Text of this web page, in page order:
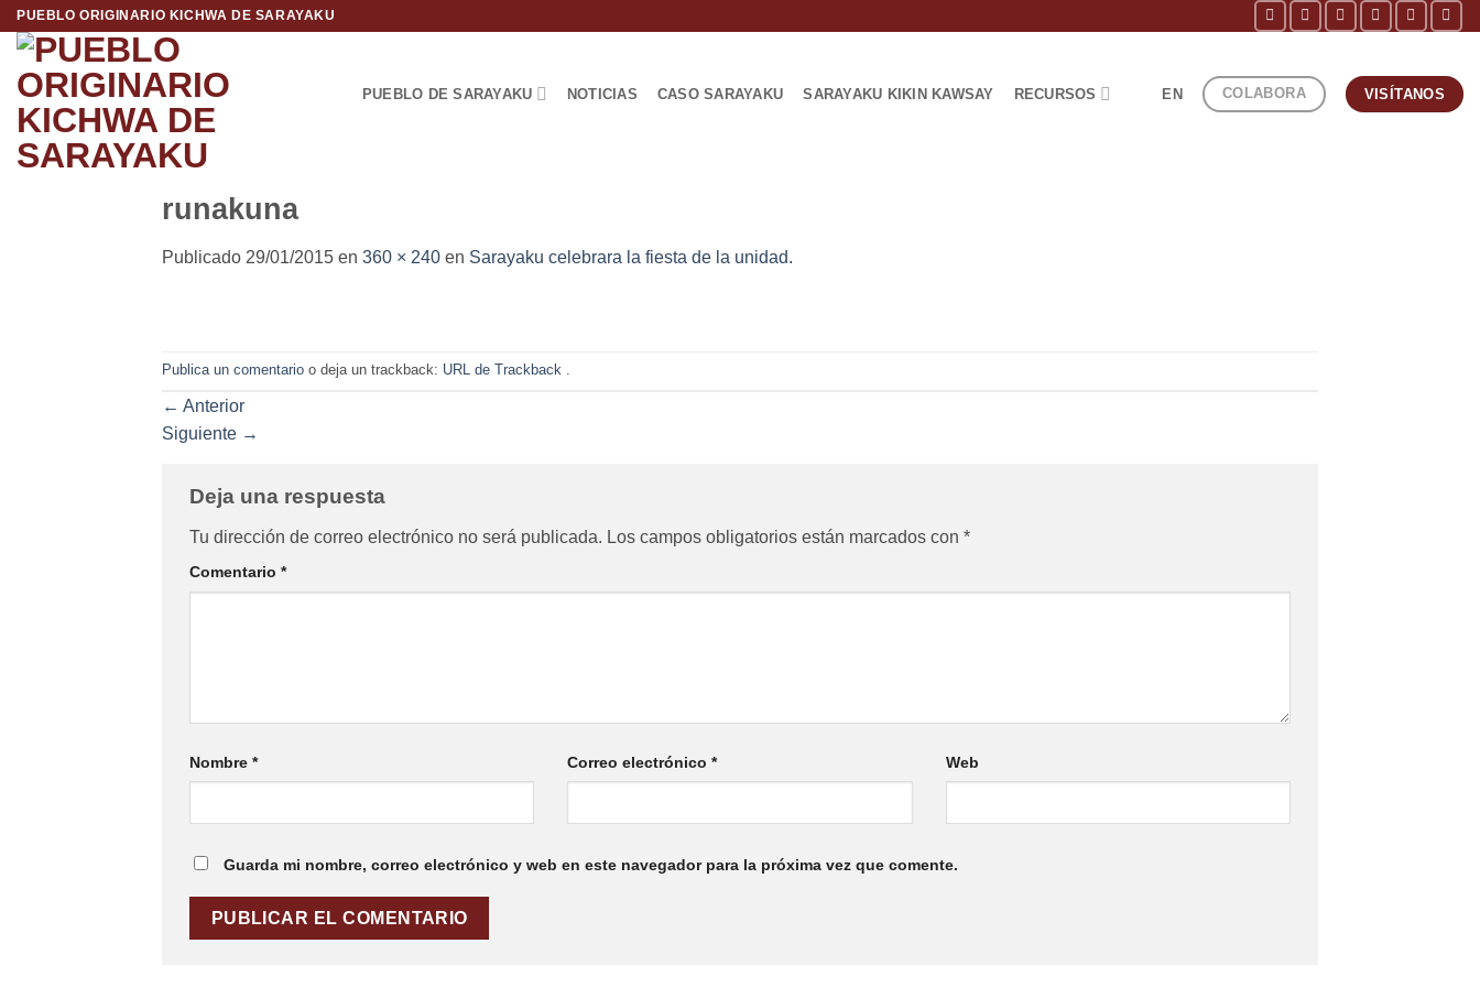
Saltar
contenido
PUEBLO ORIGINARIO KICHWA DE SARAYAKU
PUEBLO DE SARAYAKU NOTICIAS CASO SARAYAKU SARAYAKU KIKIN KAWSAY RECURSOS EN COLABORA VISÍTANOS
runakuna
Publicado 29/01/2015 en 360 × 240 en Sarayaku celebrara la fiesta de la unidad.
Publica un comentario o deja un trackback: URL de Trackback .
← Anterior
Siguiente →
Deja una respuesta
Tu dirección de correo electrónico no será publicada. Los campos obligatorios están marcados con *
Comentario *
Nombre * Correo electrónico* Web
Guarda mi nombre, correo electrónico y web en este navegador para la próxima vez que comente.